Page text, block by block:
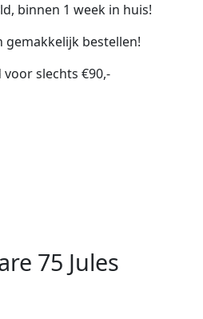
binnen 1 week in huis!
gemakkelijk bestellen!
voor slechts €90,-
75 Jules